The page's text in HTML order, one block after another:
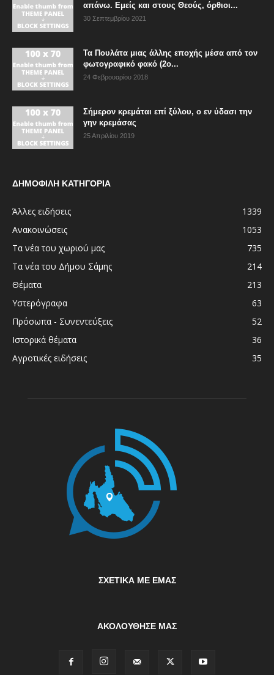
απάνω. Εμείς και στους Θεούς, όρθιοι...
30 Σεπτεμβρίου 2021
Τα Πουλάτα μιας άλλης εποχής μέσα από τον
φωτογραφικό φακό (2ο...
24 Φεβρουαρίου 2018
Σήμερον κρεμάται επί ξύλου, ο εν ύδασι την
γην κρεμάσας
25 Απριλίου 2019
ΔΗΜΟΦΙΛΗ ΚΑΤΗΓΟΡΙΑ
Άλλες ειδήσεις
1339
Ανακοινώσεις
1053
Τα νέα του χωριού μας
735
Τα νέα του Δήμου Σάμης
214
Θέματα
213
Υστερόγραφα
63
Πρόσωπα - Συνεντεύξεις
52
Ιστορικά θέματα
36
Αγροτικές ειδήσεις
35
ΣΧΕΤΙΚΆ ΜΕ ΕΜΆΣ
ΑΚΟΛΟΥΘΗΣΕ ΜΑΣ